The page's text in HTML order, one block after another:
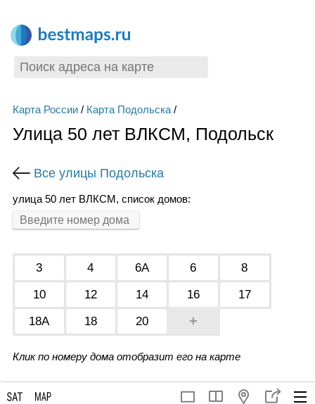
Карта России/ Карта Подольска/
Улица 50 лет ВЛКСМ, Подольск
Все улицы Подольска
улица 50 лет ВЛКСМ, список домов:
3 4 6А 6
8
10
12 14 16
17
18А
18 20 +
Клик по номеру дома отобразит его на карте